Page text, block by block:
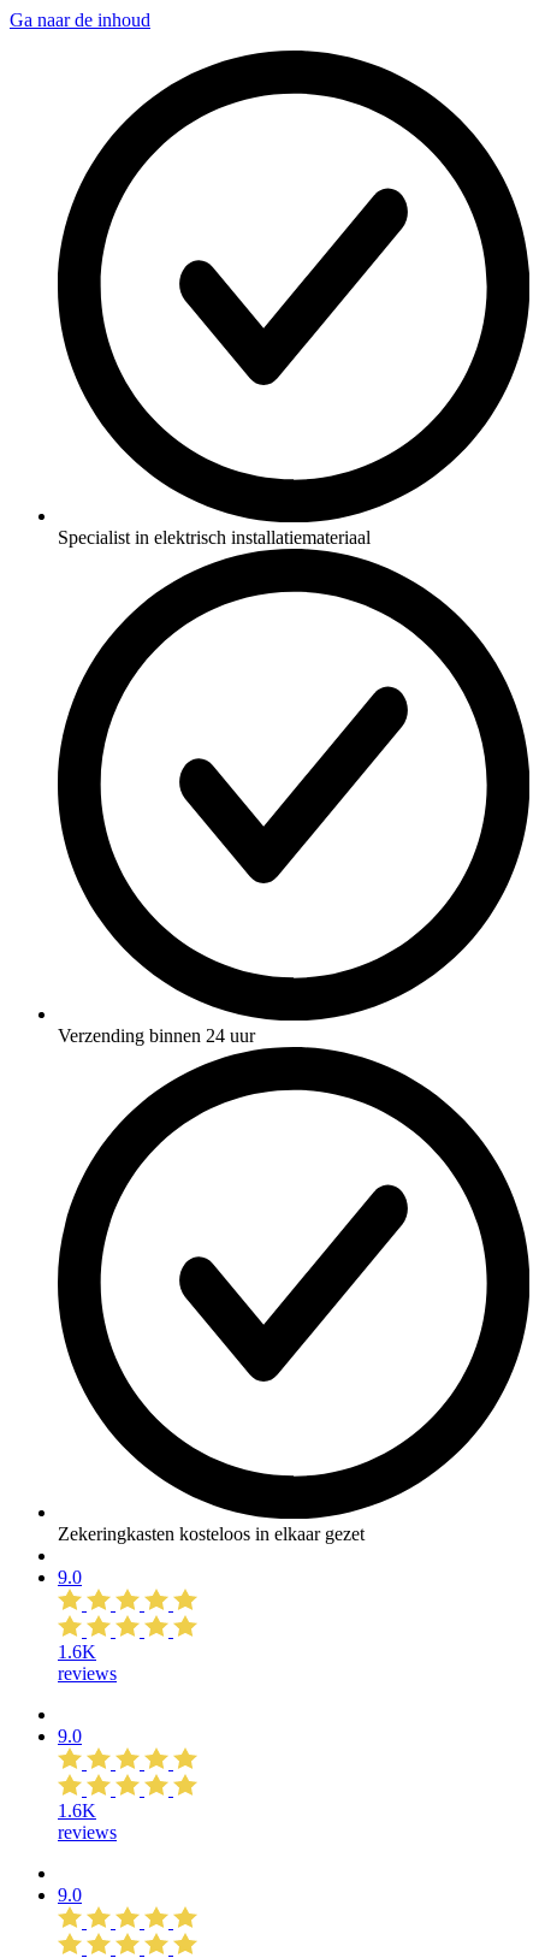
Ga naar de inhoud
Specialist in elektrisch installatiemateriaal
Verzending binnen 24 uur
Zekeringkasten kosteloos in elkaar gezet
9.0
1.6K
reviews
9.0
1.6K
reviews
9.0